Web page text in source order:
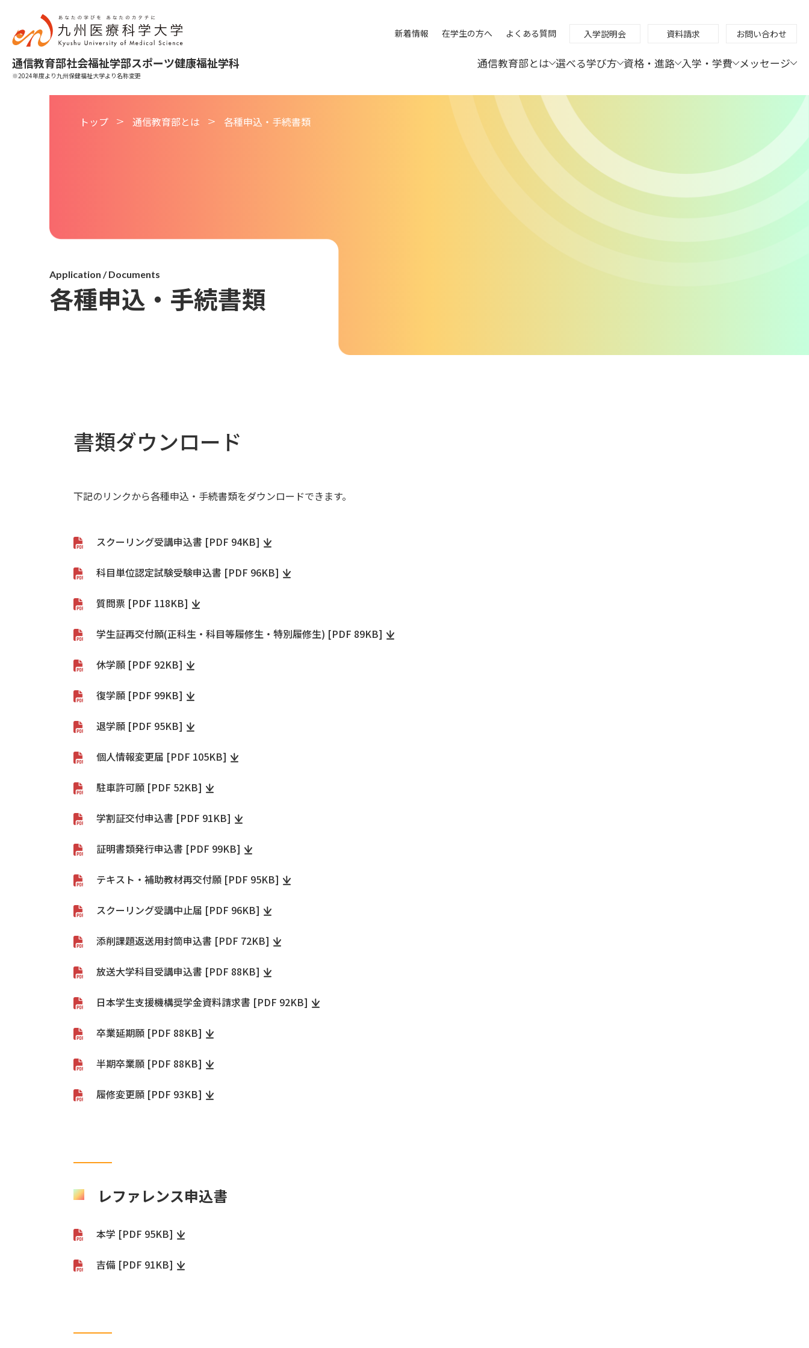
医
療
科
大
学
通信教育部社会福祉学部スポーツ健康福祉学科
2024年度より九州保健福祉大学より名称変更
ュ
ー
新着情報 在学生の方へ よくある質問 入学説明会 資料請求 お問い合わせ
通信教育部とは 選べる学び方 資格・進路 入学・学費 メッセージ
トップ 通信教育部とは 各種申込・手続書類
Application / Documents
各種申込・手続書類
書類ダウンロード
下記のリンクから各種申込・手続書類をダウンロードできます。
スクーリング受講申込書 [PDF 94KB]
科目単位認定試験受験申込書 [PDF 96KB]
質問票 [PDF 118KB]
学生証再交付願(正科生・科目等履修生・特別履修生) [PDF 89KB]
休学願 [PDF 92KB]
復学願 [PDF 99KB]
退学願 [PDF 95KB]
個人情報変更届 [PDF 105KB]
駐車許可願 [PDF 52KB]
学割証交付申込書 [PDF 91KB]
証明書類発行申込書 [PDF 99KB]
テキスト・補助教材再交付願 [PDF 95KB]
スクーリング受講中止届 [PDF 96KB]
添削課題返送用封筒申込書 [PDF 72KB]
放送大学科目受講申込書 [PDF 88KB]
日本学生支援機構奨学金資料請求書 [PDF 92KB]
卒業延期願 [PDF 88KB]
半期卒業願 [PDF 88KB]
履修変更願 [PDF 93KB]
レファレンス申込書
本学 [PDF 95KB]
吉備 [PDF 91KB]